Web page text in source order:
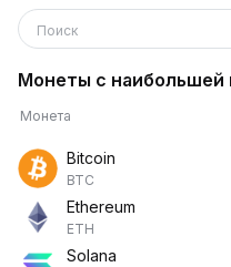
Поиск
Монеты с наибольшей
Монета
Bitcoin
BTC
Ethereum
ETH
Solana